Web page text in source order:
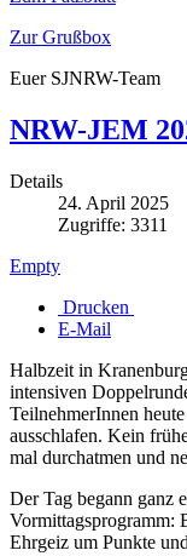
Zur Grußbox
Euer SJNRW-Team
NRW-JEM
Details
24. April 2025
Zugriffe: 3311
Empty
Drucken
E-Mail
Halbzeit in
intensiven
TeilnehmerInnen
ausschlafen. Kein
mal durchatmen und
Der Tag begann ganz
Vormittagsprogramm:
Ehrgeiz um Punkte